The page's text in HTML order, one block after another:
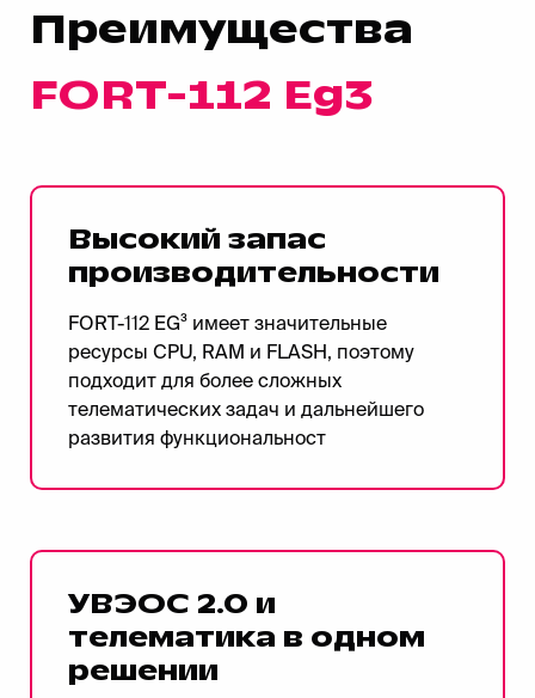
Преимущества
FORT-112 Eg3
Высокий запас
производительности
FORT-112 EG³ имеет значительные
ресурсы CPU, RAM и FLASH, поэтому
подходит для более сложных
телематических задач и дальнейшего
развития функциональност
УВЭОС 2.0 и
телематика в одном
решении